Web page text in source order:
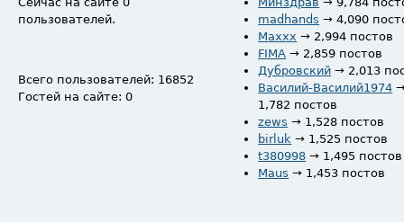
пользователей.
Всего пользователей: 16852
Гостей на сайте: 0
madhands → 4,090
Maxxx → 2,994 постов
FIMA → 2,859 постов
Дубровский → 2,013
Василий-Василий1974
1,782 постов
zews → 1,528 постов
birluk → 1,525 постов
t380998 → 1,495 постов
Maus → 1,453 постов